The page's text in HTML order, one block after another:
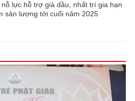
nỗ lực hỗ trợ giá dầu, nhất trí gia hạn
sản lượng tới cuối năm 2025